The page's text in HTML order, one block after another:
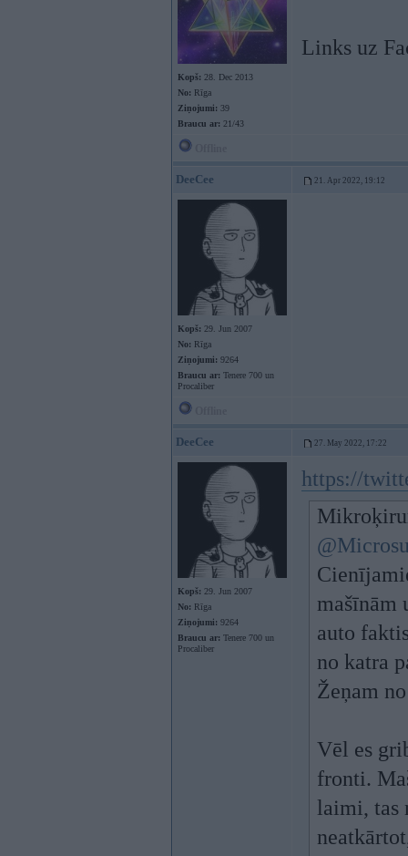
Kopš: 28. Dec 2013
No: Rīga
Ziņojumi: 39
Braucu ar: 21/43
Links uz
DeeCee 21. Apr 2022, 19:12
Kopš: 29. Jun 2007
No: Rīga
Ziņojumi: 9264
Braucu ar: Tenere 700 un
Procaliber
DeeCee 27. May 2022, 17:22
Kopš: 29. Jun 2007
No: Rīga
Ziņojumi: 9264
Braucu ar: Tenere 700 un
Procaliber
https://
mašīnām
auto
no katra
Žeņam
Vēl es
fronti.
laimi, tas